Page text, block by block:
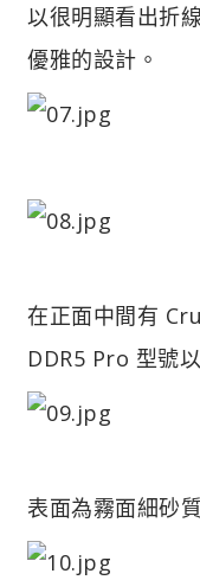
以很明顯看出折
優雅的設計。
在正面中間有
DDR5 Pro 型號
表面為霧面細砂